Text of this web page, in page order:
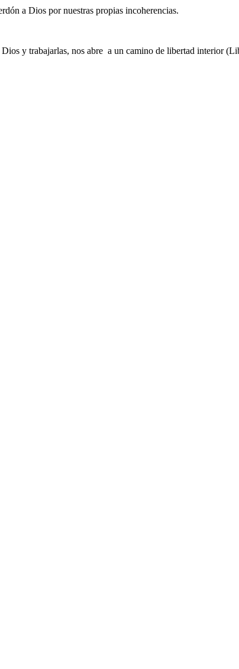
a Dios por nuestras propias incoherencias.
y trabajarlas, nos abre a un camino de libertad interior